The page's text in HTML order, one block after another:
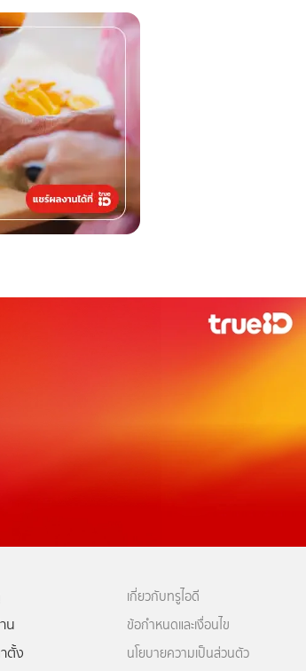
น
ตั้ง
เกี่ยวกับทรูไอดี
ข้อกำหนดและเงื่อนไข
นโยบายความเป็นส่วนตัว